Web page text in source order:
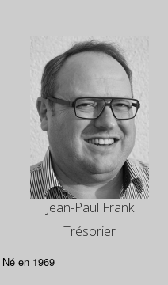
Jean-Paul Frank
Trésorier
Né en 1969